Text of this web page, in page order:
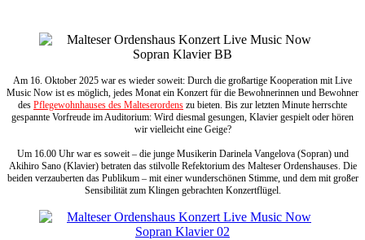
Am 16. Oktober 2025 war es wieder soweit: Durch die großartige Kooperation mit Live
Music Now ist es möglich, jedes Monat ein Konzert für die Bewohnerinnen und Bewohner
des Pflegewohnhauses des Malteserordens zu bieten. Bis zur letzten Minute herrschte
gespannte Vorfreude im Auditorium: Wird diesmal gesungen, Klavier gespielt oder hören
wir vielleicht eine Geige?
Um 16.00 Uhr war es soweit – die junge Musikerin Darinela Vangelova (Sopran) und
Akihiro Sano (Klavier) betraten das stilvolle Refektorium des Malteser Ordenshauses. Die
beiden verzauberten das Publikum – mit einer wunderschönen Stimme, und dem mit großer
Sensibilität zum Klingen gebrachten Konzertflügel.